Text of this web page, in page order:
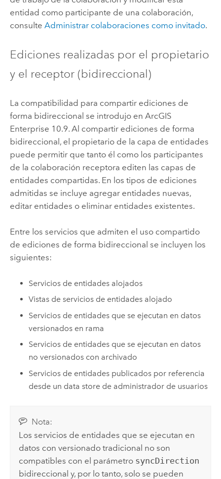
entidad como participante de una colaboración,
consulte Administrar colaboraciones como invitado.
Ediciones realizadas por el propietario
y el receptor (bidireccional)
La compatibilidad para compartir ediciones de
forma bidireccional se introdujo en ArcGIS
Enterprise 10.9. Al compartir ediciones de forma
bidireccional, el propietario de la capa de entidades
puede permitir que tanto él como los participantes
de la colaboración receptora editen las capas de
entidades compartidas. En los tipos de ediciones
admitidas se incluye agregar entidades nuevas,
editar entidades o eliminar entidades existentes.
Entre los servicios que admiten el uso compartido
de ediciones de forma bidireccional se incluyen los
siguientes:
Servicios de entidades alojados
Vistas de servicios de entidades alojado
Servicios de entidades que se ejecutan en datos
versionados en rama
Servicios de entidades que se ejecutan en datos
no versionados con archivado
Servicios de entidades publicados por referencia
desde un data store de administrador de usuarios
Nota:
Los servicios de entidades que se ejecutan en
datos con versionado tradicional no son
compatibles con el parámetro syncDirection
bidireccional y, por lo tanto, solo se pueden